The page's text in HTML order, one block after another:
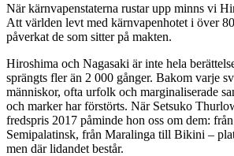
När kärnvapenstaterna rustar upp minns vi
Att världen levt med kärnvapenhotet i över
påverkat de som sitter på makten.
Hiroshima och Nagasaki är inte hela
sprängts fler än 2 000 gånger. Bakom varje
människor, ofta urfolk och marginaliserade
och marker har förstörts. När Setsuko
fredspris 2017 påminde hon oss om dem:
Semipalatinsk, från Maralinga till Bikini –
men där lidandet består.